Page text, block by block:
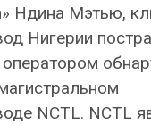
Ндина Мэтью,
Нигерии
NCTL. NCTL